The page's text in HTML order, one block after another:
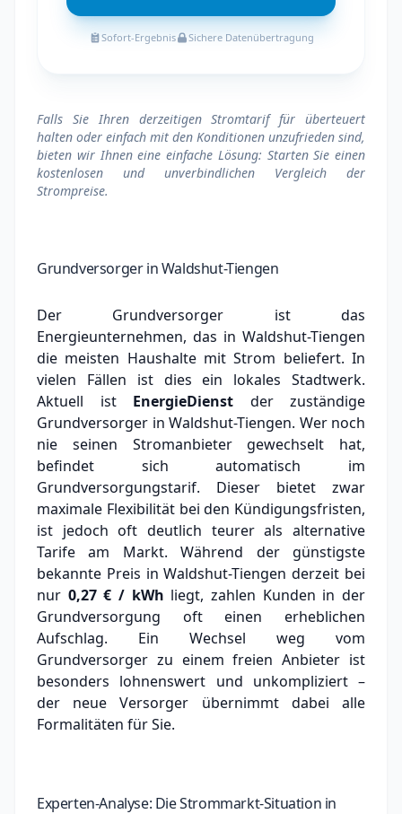
Sofort-Ergebnis Sichere Datenübertragung
Falls Sie Ihren derzeitigen Stromtarif für überteuert
halten oder einfach mit den Konditionen unzufrieden sind,
bieten wir Ihnen eine einfache Lösung: Starten Sie einen
kostenlosen und unverbindlichen Vergleich der
Strompreise.
Grundversorger in Waldshut-Tiengen
Der Grundversorger ist das
Energieunternehmen, das in Waldshut-Tiengen
die meisten Haushalte mit Strom beliefert. In
vielen Fällen ist dies ein lokales Stadtwerk.
Aktuell ist EnergieDienst der zuständige
Grundversorger in Waldshut-Tiengen. Wer noch
nie seinen Stromanbieter gewechselt hat,
befindet sich automatisch im
Grundversorgungstarif. Dieser bietet zwar
maximale Flexibilität bei den Kündigungsfristen,
ist jedoch oft deutlich teurer als alternative
Tarife am Markt.Während der günstigste
bekannte Preis in Waldshut-Tiengen derzeit bei
nur 0,27 € / kWh liegt, zahlen Kunden in der
Grundversorgung oft einen erheblichen
Aufschlag. Ein Wechsel weg vom
Grundversorger zu einem freien Anbieter ist
besonders lohnenswert und unkompliziert –
der neue Versorger übernimmt dabei alle
Formalitäten für Sie.
Experten-Analyse: Die Strommarkt-Situation in